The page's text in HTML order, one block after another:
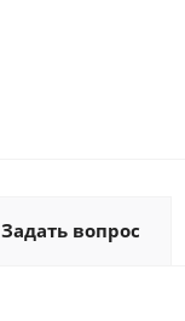
Задать вопрос